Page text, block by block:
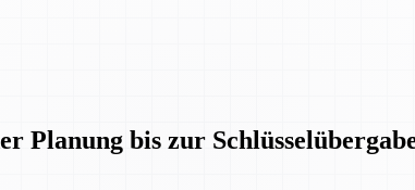
Planung bis zur